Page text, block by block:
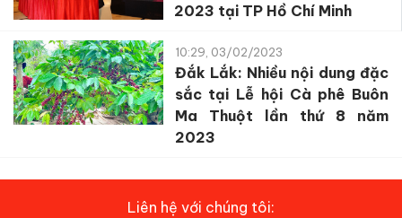
2023 tại TP Hồ Chí Minh
10:29, 03/02/2023
Đắk Lắk: Nhiều nội dung đặc
sắc tại Lễ hội Cà phê Buôn
Ma Thuột lần thứ 8 năm
2023
Liên hệ với chúng tôi: